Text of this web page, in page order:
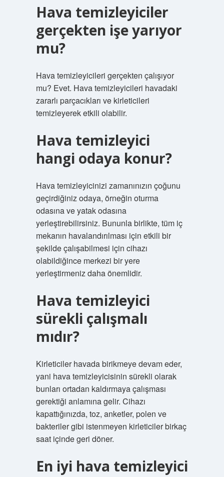
Hava temizleyiciler
gerçekten işe yarıyor
mu?
Hava temizleyicileri gerçekten çalışıyor
mu? Evet. Hava temizleyicileri havadaki
zararlı parçacıkları ve kirleticileri
temizleyerek etkili olabilir.
Hava temizleyici
hangi odaya konur?
Hava temizleyicinizi zamanınızın çoğunu
geçirdiğiniz odaya, örneğin oturma
odasına ve yatak odasına
yerleştirebilirsiniz. Bununla birlikte, tüm iç
mekanın havalandırılması için etkili bir
şekilde çalışabilmesi için cihazı
olabildiğince merkezi bir yere
yerleştirmeniz daha önemlidir.
Hava temizleyici
sürekli çalışmalı
mıdır?
Kirleticiler havada birikmeye devam eder,
yani hava temizleyicisinin sürekli olarak
bunları ortadan kaldırmaya çalışması
gerektiği anlamına gelir. Cihazı
kapattığınızda, toz, anketler, polen ve
bakteriler gibi istenmeyen kirleticiler birkaç
saat içinde geri döner.
En iyi hava temizleyici